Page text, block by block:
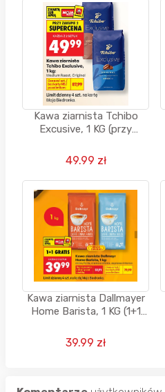
Kawa ziarnista Tchibo
Excusive, 1 KG (przy
49.99 zł
Kawa ziarnista Dallmayer
Home Barista, 1 KG (1+1
39.99 zł